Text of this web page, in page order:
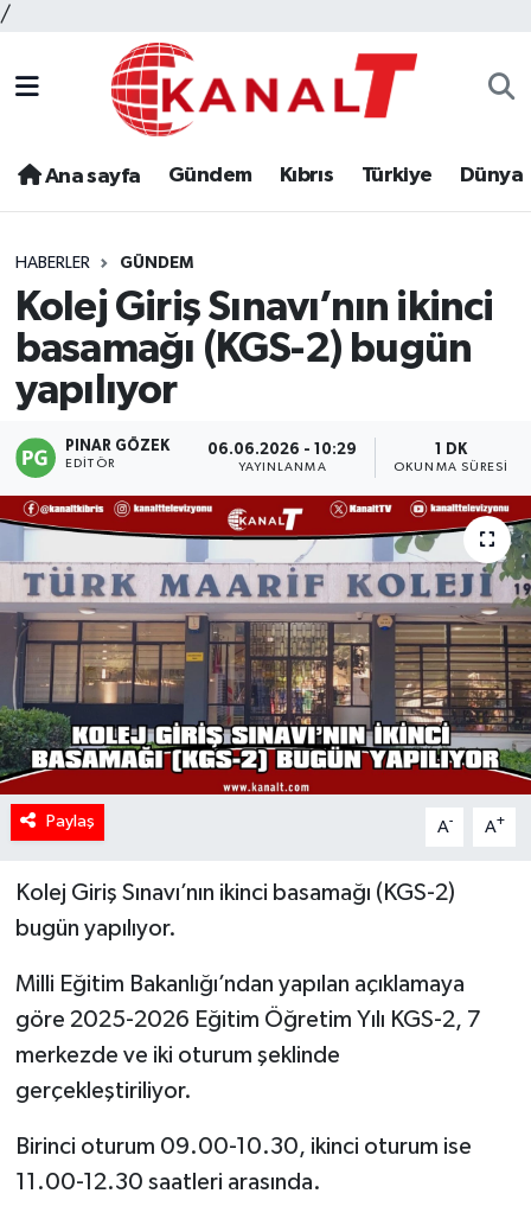
/
Ana sayfa Gündem Kıbrıs Türkiye Dünya
HABERLER GÜNDEM
Kolej Giriş Sınavı’nın ikinci
basamağı (KGS-2) bugün
yapılıyor
PINAR GÖZEK
EDITÖR
06.06.2026 - 10:29
YAYINLANMA
1 DK
OKUNMA SÜRESI
Paylaş A- A+
Kolej Giriş Sınavı’nın ikinci basamağı (KGS-2)
bugün yapılıyor.
Milli Eğitim Bakanlığı’ndan yapılan açıklamaya
göre 2025-2026 Eğitim Öğretim Yılı KGS-2, 7
merkezde ve iki oturum şeklinde
gerçekleştiriliyor.
Birinci oturum 09.00-10.30, ikinci oturum ise
11.00-12.30 saatleri arasında.